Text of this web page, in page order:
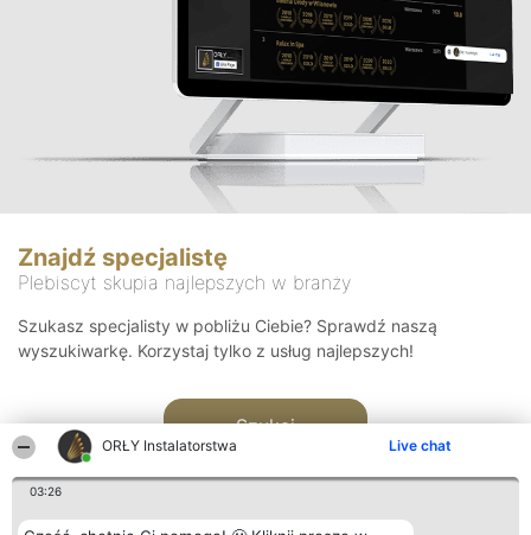
ORŁY Instalatorstwa Live chat
03:26
Znajdź specjalistę
Plebiscyt skupia najlepszych w branży
Szukasz specjalisty w pobliżu Ciebie? Sprawdź naszą
wyszukiwarkę. Korzystaj tylko z usług najlepszych!
Szukaj